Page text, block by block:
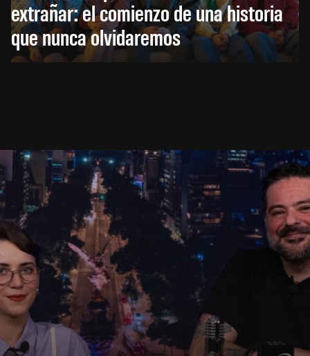
extrañar: el comienzo de una historia
que nunca olvidaremos